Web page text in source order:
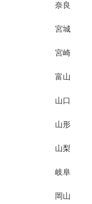
奈良
宮城
宮崎
富山
山口
山形
山梨
岐阜
岡山